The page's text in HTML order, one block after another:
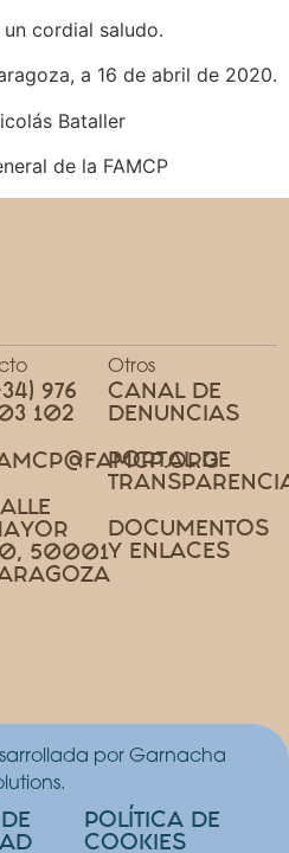
cordial saludo.
a 16 de abril de 2020.
Bataller
de la FAMCP
976
102
50001
Otros
CANAL DE
DENUNCIAS
PORTAL DE
DOCUMENTOS
Y ENLACES
por Garnacha
POLÍTICA DE
COOKIES